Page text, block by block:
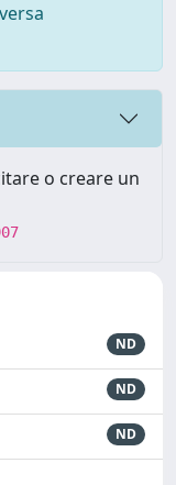
o creare un
ND
ND
ND